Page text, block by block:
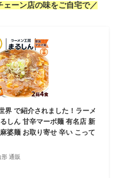
ェーン店の味をご自宅で／
界 で紹介されました！ラーメ
しん 甘辛マーボ麺 有名店 新
婆麺 お取り寄せ 辛い こって
通販